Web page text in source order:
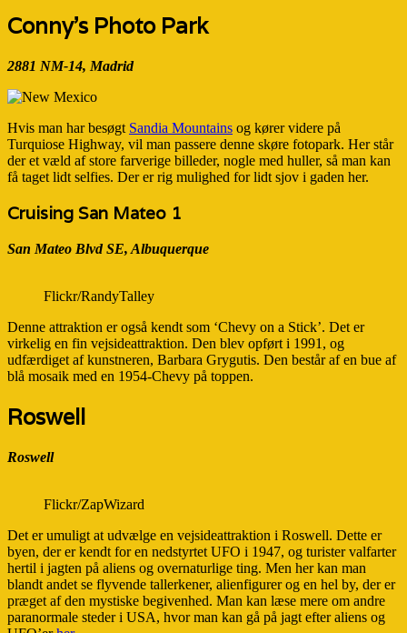
Conny’s Photo Park
2881 NM-14, Madrid
Hvis man har besøgt Sandia Mountains og kører videre på
Turquiose Highway, vil man passere denne skøre fotopark. Her står
der et væld af store farverige billeder, nogle med huller, så man kan
få taget lidt selfies. Der er rig mulighed for lidt sjov i gaden her.
Cruising San Mateo 1
San Mateo Blvd SE, Albuquerque
Flickr/RandyTalley
Denne attraktion er også kendt som ‘Chevy on a Stick’. Det er
virkelig en fin vejsideattraktion. Den blev opført i 1991, og
udfærdiget af kunstneren, Barbara Grygutis. Den består af en bue af
blå mosaik med en 1954-Chevy på toppen.
Roswell
Roswell
Flickr/ZapWizard
Det er umuligt at udvælge en vejsideattraktion i Roswell. Dette er
byen, der er kendt for en nedstyrtet UFO i 1947, og turister valfarter
hertil i jagten på aliens og overnaturlige ting. Men her kan man
blandt andet se flyvende tallerkener, alienfigurer og en hel by, der er
præget af den mystiske begivenhed. Man kan læse mere om andre
paranormale steder i USA, hvor man kan gå på jagt efter aliens og